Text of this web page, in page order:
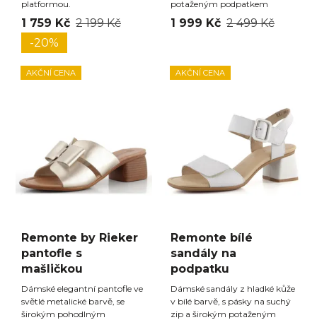
platformou.
1 759 Kč 2 199 Kč
-20%
potaženým podpatkem
1 999 Kč 2 499 Kč
AKČNÍ CENA
Remonte by Rieker
pantofle s
mašličkou
Dámské elegantní pantofle ve
světlé metalické barvě, se
širokým pohodlným
AKČNÍ CENA
Remonte bílé
sandály na
podpatku
Dámské sandály z hladké kůže
v bílé barvě, s pásky na suchý
zip a širokým potaženým